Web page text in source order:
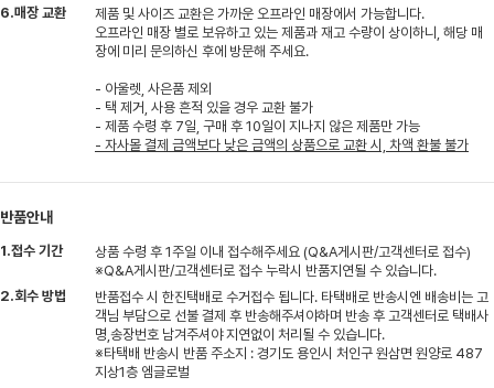
6.매장 교환
제품 및 사이즈 교환은 가까운 오프라인 매장에서 가능합니다.
오프라인 매장 별로 보유하고 있는 제품과 재고 수량이 상이하니, 해당 매
장에 미리 문의하신 후에 방문해 주세요.
- 아울렛, 사은품 제외
- 택 제거, 사용 흔적 있을 경우 교환 불가
- 제품 수령 후 7일, 구매 후 10일이 지나지 않은 제품만 가능
- 자사몰 결제 금액보다 낮은 금액의 상품으로 교환 시, 차액 환불 불가
반품안내
1.접수 기간
상품 수령 후 1주일 이내 접수해주세요 (Q&A게시판/고객센터로 접수)
※Q&A게시판/고객센터로 접수 누락시 반품지연될 수 있습니다.
2.회수 방법
반품접수 시 한진택배로 수거접수 됩니다. 타택배로 반송시엔 배송비는 고
객님 부담으로 선불 결제 후 반송해주셔야하며 반송 후 고객센터로 택배사
명,송장번호 남겨주셔야 지연없이 처리될 수 있습니다.
※타택배 반송시 반품 주소지 : 경기도 용인시 처인구 원삼면 원양로 487
지상1층 엠글로벌